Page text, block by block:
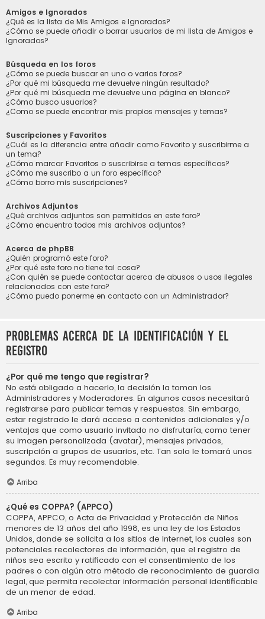
Amigos e Ignorados
¿Qué es la lista de Mis Amigos e Ignorados?
¿Cómo se puede añadir o borrar usuarios de mi lista de Amigos e
Ignorados?
Búsqueda en los foros
¿Cómo se puede buscar en uno o varios foros?
¿Por qué mi búsqueda me devuelve ningún resultado?
¿Por qué mi búsqueda me devuelve una página en blanco?
¿Cómo busco usuarios?
¿Como se puede encontrar mis propios mensajes y temas?
Suscripciones y Favoritos
¿Cuál es la diferencia entre añadir como Favorito y suscribirme a
un tema?
¿Cómo marcar Favoritos o suscribirse a temas específicos?
¿Cómo me suscribo a un foro específico?
¿Cómo borro mis suscripciones?
Archivos Adjuntos
¿Qué archivos adjuntos son permitidos en este foro?
¿Cómo encuentro todos mis archivos adjuntos?
Acerca de phpBB
¿Quién programó este foro?
¿Por qué este foro no tiene tal cosa?
¿Con quién se puede contactar acerca de abusos o usos ilegales
relacionados con este foro?
¿Cómo puedo ponerme en contacto con un Administrador?
Problemas acerca de la identificación y el
registro
¿Por qué me tengo que registrar?
No está obligado a hacerlo, la decisión la toman los
Administradores y Moderadores. En algunos casos necesitará
registrarse para publicar temas y respuestas. Sin embargo,
estar registrado le dará acceso a contenidos adicionales y/o
ventajas que como usuario invitado no disfrutaría, como tener
su imagen personalizada (avatar), mensajes privados,
suscripción a grupos de usuarios, etc. Tan solo le tomará unos
segundos. Es muy recomendable.
Arriba
¿Qué es COPPA? (APPCO)
COPPA, APPCO, o Acta de Privacidad y Protección de Niños
menores de 13 años del año 1998, es una ley de los Estados
Unidos, donde se solicita a los sitios de Internet, los cuales son
potenciales recolectores de información, que el registro de
niños sea escrito y ratificado con el consentimiento de los
padres o con algún otro método de reconocimiento de guardia
legal, que permita recolectar información personal identificable
de un menor de edad.
Arriba